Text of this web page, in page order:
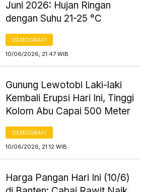
Juni 2026: Hujan Ringan
dengan Suhu 21-25 °C
DEMOGRAFI
10/06/2026, 21:47 WIB
Gunung Lewotobi Laki-laki
Kembali Erupsi Hari Ini, Tinggi
Kolom Abu Capai 500 Meter
DEMOGRAFI
10/06/2026, 21:12 WIB
Harga Pangan Hari Ini (10/6)